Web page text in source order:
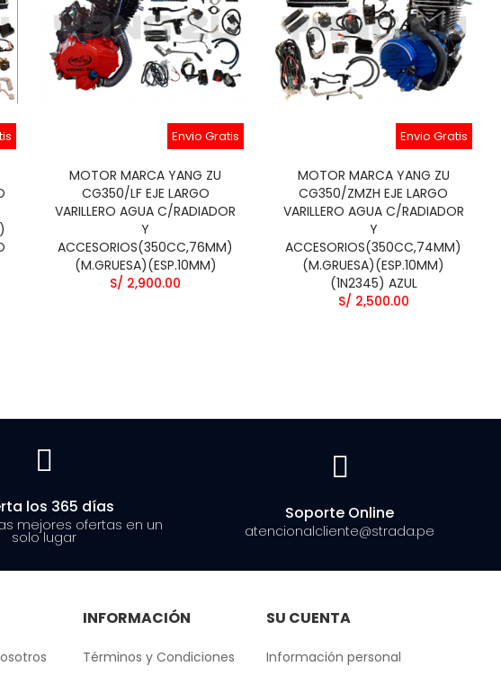
Envio Gratis
MOTOR MARCA YANG ZU
CG350/LF EJE LARGO
VARILLERO AGUA C/RADIADOR
Y
ACCESORIOS(350CC,76MM)
(M.GRUESA)(ESP.10MM)
S/ 2,900.00
Envio Gratis
MOTOR MARCA YANG ZU
CG350/ZMZH EJE LARGO
VARILLERO AGUA C/RADIADOR
Y
ACCESORIOS(350CC,74MM)
(M.GRUESA)(ESP.10MM)
(1N2345) AZUL
S/ 2,500.00
los 365 días
mejores ofertas en un
solo lugar
Soporte Online
atencionalcliente@strada.pe
INFORMACIÓN
Términos y Condiciones
SU CUENTA
Información personal